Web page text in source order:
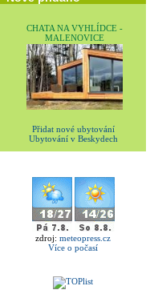
CHATA NA VYHLÍDCE -
MALENOVICE
Přidat nové ubytování
Ubytování v Beskydech
zdroj: meteopress.cz
Více o počasí